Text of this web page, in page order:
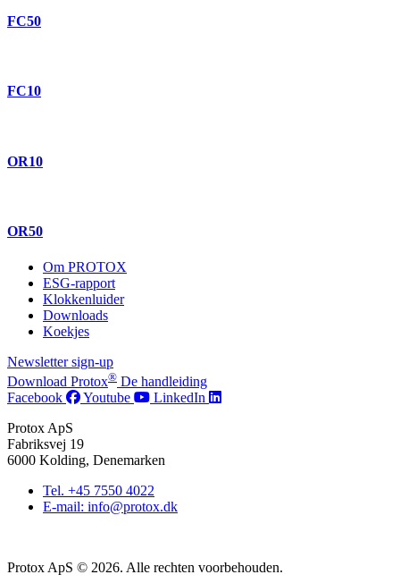
FC50
FC10
OR10
OR50
Om PROTOX
ESG-rapport
Klokkenluider
Downloads
Koekjes
Newsletter sign-up
Download Protox® De handleiding
Facebook
Youtube
LinkedIn
Protox ApS
Fabriksvej 19
6000 Kolding, Denemarken
Tel. +45 7550 4022
E-mail: info@protox.dk
Protox ApS © 2026. Alle rechten voorbehouden.